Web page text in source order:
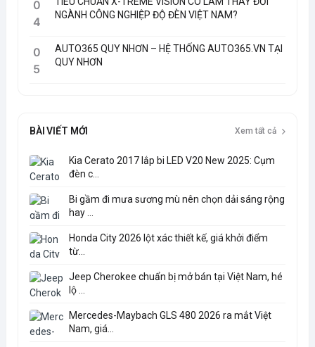
0
4
NGÀNH CÔNG NGHIỆP ĐỘ ĐÈN VIỆT NAM?
0
5
AUTO365 QUY NHƠN – HỆ THỐNG AUTO365.VN TẠI
QUY NHƠN
BÀI VIẾT MỚI Xem tất cả
Kia Cerato 2017 lắp bi LED V20 New 2025: Cụm
đèn c...
Bi gầm đi mưa sương mù nên chọn dải sáng rộng
hay ...
Honda City 2026 lột xác thiết kế, giá khởi điểm
từ...
Jeep Cherokee chuẩn bị mở bán tại Việt Nam, hé
lộ ...
Mercedes-Maybach GLS 480 2026 ra mắt Việt
Nam, giá...